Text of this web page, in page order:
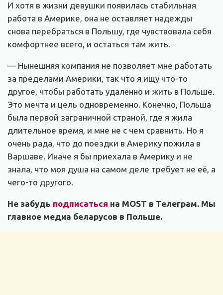
И хотя в жизни девушки появилась стабильная
работа в Америке, она не оставляет надежды
снова перебраться в Польшу, где чувствовала себя
комфортнее всего, и остаться там жить.
— Нынешняя компания не позволяет мне работать
за пределами Америки, так что я ищу что-то
другое, чтобы работать удалённо и жить в Польше.
Это мечта и цель одновременно. Конечно, Польша
была первой заграничной страной, где я жила
длительное время, и мне не с чем сравнить. Но я
очень рада, что до поездки в Америку пожила в
Варшаве. Иначе я бы приехала в Америку и не
знала, что моя душа на самом деле требует не её, а
чего-то другого.
Не забудь подписаться на MOST в Телеграм. Мы
главное медиа беларусов в Польше.